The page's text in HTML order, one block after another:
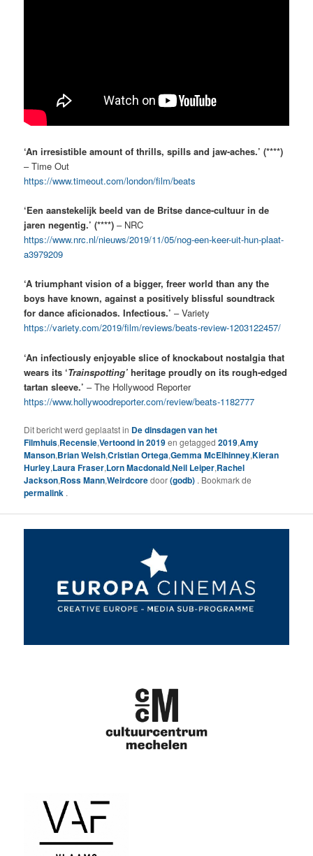
‘An irresistible amount of thrills, spills and jaw-aches.’ (****)
– Time Out
https://www.timeout.com/london/film/beats
‘Een aanstekelijk beeld van de Britse dance-cultuur in de
jaren negentig.’ (****) – NRC
https://www.nrc.nl/nieuws/2019/11/05/nog-een-keer-uit-hun-plaat-
a3979209
‘A triumphant vision of a bigger, freer world than any the
boys have known, against a positively blissful soundtrack
for dance aficionados. Infectious.’ – Variety
https://variety.com/2019/film/reviews/beats-review-1203122457/
‘An infectiously enjoyable slice of knockabout nostalgia that
wears its ‘Trainspotting’heritage proudly on its rough-edged
tartan sleeve.’ – The Hollywood Reporter
https://www.hollywoodreporter.com/review/beats-1182777
Dit bericht werd geplaatst in De dinsdagen van het
Filmhuis,Recensie,Vertoond in 2019en getagged2019,Amy
Manson,Brian Welsh,Cristian Ortega,Gemma McElhinney,Kieran
Hurley,Laura Fraser,Lorn Macdonald,Neil Leiper,Rachel
Jackson,Ross Mann,Weirdcoredoor(godb) . Bookmark de
permalink .